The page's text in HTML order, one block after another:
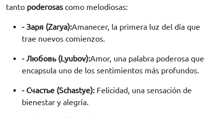
tanto poderosas como melodiosas:
- Заря (Zarya):Amanecer, la primera luz del día que
trae nuevos comienzos.
- Любовь (Lyubov):Amor, una palabra poderosa que
encapsula uno de los sentimientos más profundos.
- Счастье (Schastye): Felicidad, una sensación de
bienestar y alegría.